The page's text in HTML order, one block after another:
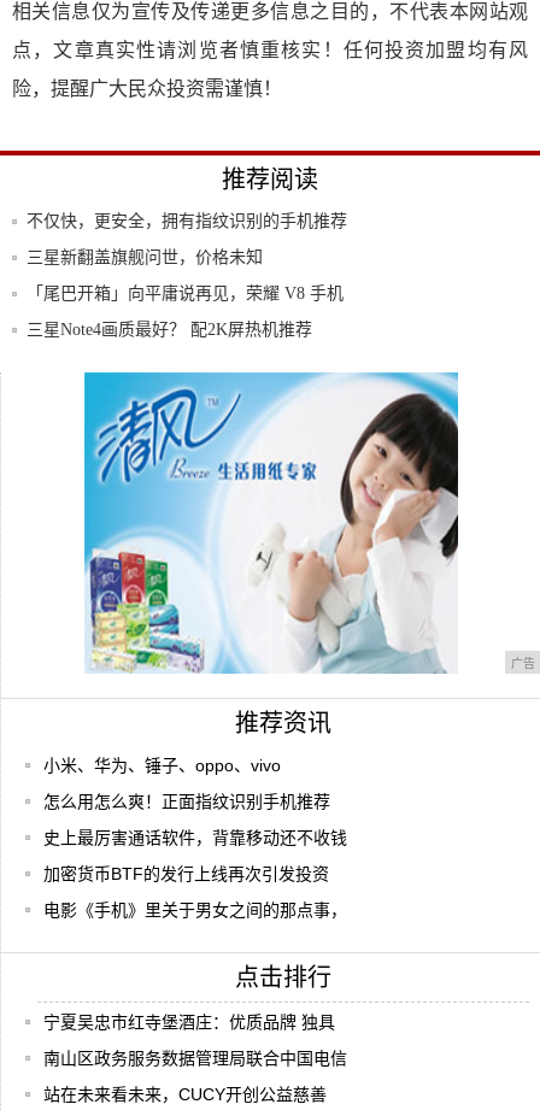
相关信息仅为宣传及传递更多信息之目的，不代表本网站观
点，文章真实性请浏览者慎重核实！任何投资加盟均有风
险，提醒广大民众投资需谨慎！
推荐阅读
不仅快，更安全，拥有指纹识别的手机推荐
三星新翻盖旗舰问世，价格未知
「尾巴开箱」向平庸说再见，荣耀 V8 手机
三星Note4画质最好？ 配2K屏热机推荐
额的神！百事可乐也要跨界做智能手机了！
广告
推荐资讯
小米、华为、锤子、oppo、vivo
怎么用怎么爽！正面指纹识别手机推荐
史上最厉害通话软件，背靠移动还不收钱
加密货币BTF的发行上线再次引发投资
电影《手机》里关于男女之间的那点事，
点击排行
宁夏吴忠市红寺堡酒庄：优质品牌 独具
南山区政务服务数据管理局联合中国电信
站在未来看未来，CUCY开创公益慈善